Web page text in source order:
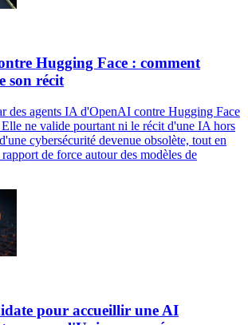
Hugging Face : comment
son récit
des agents IA d'OpenAI contre Hugging Face
ne valide pourtant ni le récit d'une IA hors
cybersécurité devenue obsolète, tout en
de force autour des modèles de
pour accueillir une AI